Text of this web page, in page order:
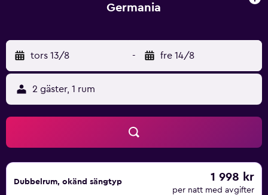
Germania
tors 13/8 - fre 14/8
2 gäster, 1 rum
Dubbelrum, okänd sängtyp 1 998 kr
per natt med avgifter